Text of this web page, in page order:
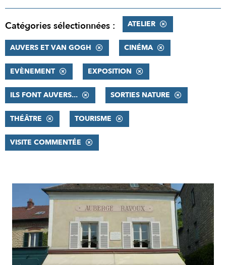
Catégories sélectionnées : ATELIER
AUVERS ET VAN GOGH CINÉMA
EVÈNEMENT EXPOSITION
ILS FONT AUVERS... SORTIES NATURE
THÉÂTRE TOURISME
VISITE COMMENTÉE
RÉSULTATS